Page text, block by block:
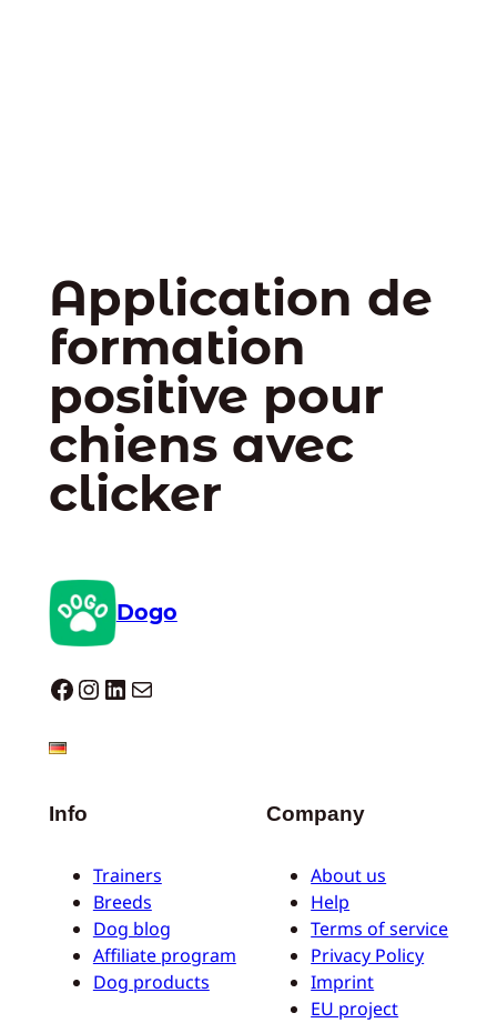
Application de
formation
positive pour
chiens avec
clicker
Dogo
Dogo facebook InstagramLinkedIn E-mail
Info
Trainers
Breeds
Dog blog
Affiliate program
Dog products
Company
About us
Help
Terms of service
Privacy Policy
Imprint
EU project